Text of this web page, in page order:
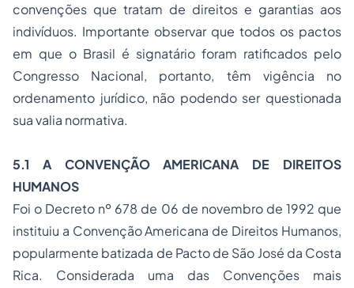
convenções que tratam de direitos e garantias aos
indivíduos. Importante observar que todos os pactos
em que o Brasil é signatário foram ratificados pelo
Congresso Nacional, portanto, têm vigência no
ordenamento jurídico, não podendo ser questionada
sua valia normativa.
5.1 A CONVENÇÃO AMERICANA DE DIREITOS
HUMANOS
Foi o Decreto nº 678 de 06 de novembro de 1992 que
instituiu a Convenção Americana de Direitos Humanos,
popularmente batizada de Pacto de São José da Costa
Rica. Considerada uma das Convenções mais